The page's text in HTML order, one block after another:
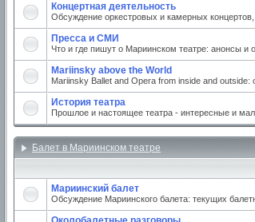
Концертная деятельность
Обсуждение оркестровых и камерных
Пресса и СМИ
Что и где пишут о Мариинском театре: анонсы и
Mariinsky above the World
Mariinsky Ballet and Opera from inside and
История театра
Прошлое и настоящее театра - интересные и
Балет в Мариинском театре
Мариинский балет
Обсуждение Мариинского балета: текущих